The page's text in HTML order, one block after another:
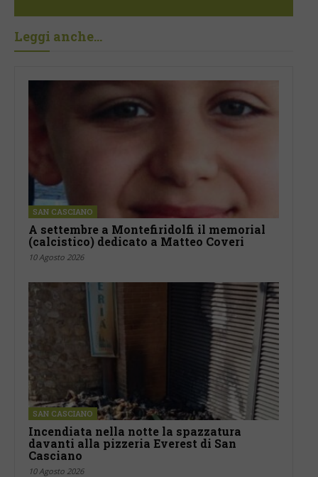
Leggi anche...
SAN CASCIANO
A settembre a Montefiridolfi il memorial
(calcistico) dedicato a Matteo Coveri
10 Agosto 2026
SAN CASCIANO
Incendiata nella notte la spazzatura
davanti alla pizzeria Everest di San
Casciano
10 Agosto 2026